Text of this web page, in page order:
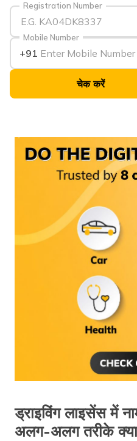
Registration Number
Mobile Number
+91
चेक करें
ड्राइविंग लाइसेंस जैसे ज़रूरी दस्तावेज़ में
घटना है। अगर आपके साथ भी ऐसा हुआ
आसानी से अपने दस्तावेज़ों में नाम सही
क्या आपको अपने ड्राइविंग लाइसेंस में
लिए निम्नलिखित लेख पढ़ें।
तो, चलिए शुरू करते हैं!
ड्राइविंग लाइसेंस में
अलग-अलग तरीके